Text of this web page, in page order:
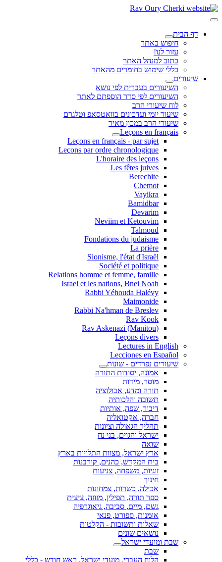
דף הבית
חיפוש באתר
עזור לנו!
כתוב למנהל האתר
כללי שימוש בחומרים מהאתר
שיעורים
השיעורים בעברית לפי נושא
השיעורים לפי סדר הוספתם לאתר
לוח שיעורי הרב
שיעור יומי ועדכונים בוואטסאפ וטלגרם
שיעורי הרב במכון מאיר
Leçons en français
Leçons en français - par sujet
Leçons par ordre chronologique
L'horaire des leçons
Les fêtes juives
Berechite
Chemot
Vayikra
Bamidbar
Devarim
Neviim et Ketouvim
Talmoud
Fondations du judaisme
La prière
Sionisme, l'état d'Israël
Société et politique
Relations homme et femme, famille
Israel et les nations, Bnei Noah
Rabbi Yéhouda Halévy
Maimonide
Rabbi Na'hman de Breslev
Rav Kook
(Rav Askenazi (Manitou
Leçons divers
Lectures in English
Lecciones en Español
שיעורים נפרדים - שונות
אמונה, יסודות התורה
מוסר, מידות
תורה ומדע, אבולוציה
תשובה והלכותיה
דיבור, שפה, אותיות
חברה, אקטואליה
תהליך הגאולה וציונות
ישראל והגוים, בני נח
שואה
ארץ ישראל, מצוות התלויות בארץ
בית המקדש, כהנים, קורבנות
זוגיות, משפחה, צניעות
חינוך
אכילה, כשרות, צמחונות
ספר תורה, תפילין, מזוזה, ציצית
גשם, מיים, סביבה, גיאוגרפיה
אומנות, ספורט, פנאי
שאלות ותשובות - הקלטות
נושאים שונים
שבת ומועדי ישראל
שבת
הלוח העברי, מועדי ישראל, ראש חודש - כללי